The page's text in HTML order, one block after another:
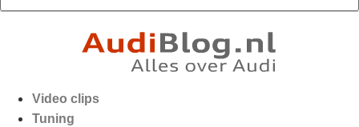
Video clips
Tuning